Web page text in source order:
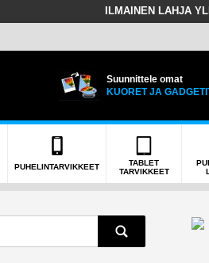
ILMAINEN LAHJA
Suunnittele omat
KUORET JA
PUHELINTARVIKKEET
TABLET
TARVIKKEET